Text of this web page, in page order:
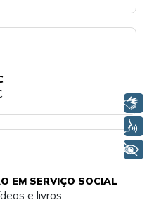
EM SERVIÇO SOCIAL
e livros
Voz